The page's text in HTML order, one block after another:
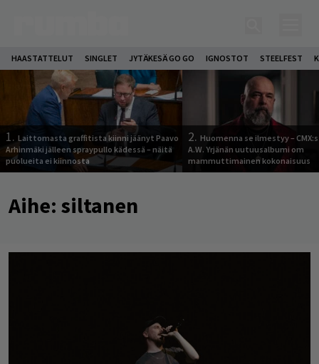
HAASTATTELUT SINGLET JYTÄKESÄ GO GO IGNOSTOT STEELFEST
1. Laittomasta graffitista kiinni jäänyt Paavo
Arhinmäki jälleen spraypullo kädessä – näitä
puolueita ei kiinnosta
2. Huomenna se ilmestyy –
A.W. Yrjänän uutuusalbumi om
mammuttimainen kokonaisuus
Aihe: siltanen